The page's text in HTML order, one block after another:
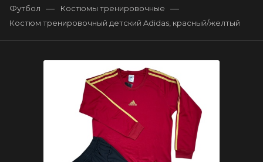
Футбол — Костюмы тренировочные —
Костюм тренировочный детский Adidas, красный/желтый